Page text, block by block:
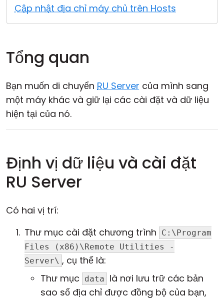
Cập nhật địa chỉ máy chủ trên Hosts
Tổng quan
Bạn muốn di chuyển RU Server của mình sang
một máy khác và giữ lại các cài đặt và dữ liệu
hiện tại của nó.
Định vị dữ liệu và cài đặt
RU Server
Có hai vị trí:
Thư mục cài đặt chương trình
C:\Program
Files (x86)\Remote Utilities -
Server\ , cụ thể là:
Thư mục
data
là nơi lưu trữ các bản
sao sổ địa chỉ được đồng bộ của bạn,